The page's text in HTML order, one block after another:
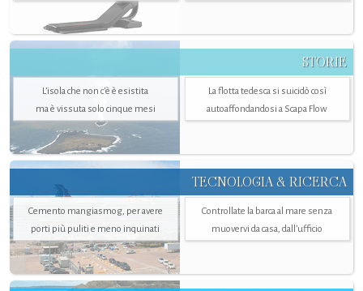
STORIE
L’isola che non c'è è esistita
ma è vissuta solo cinque mesi
La flotta tedesca si suicidò così
autoaffondandosi a Scapa Flow
TECNOLOGIA & RICERCA
Cemento mangiasmog, per avere
porti più puliti e meno inquinati
Controllate la barca al mare senza
muovervi da casa, dall’ufficio